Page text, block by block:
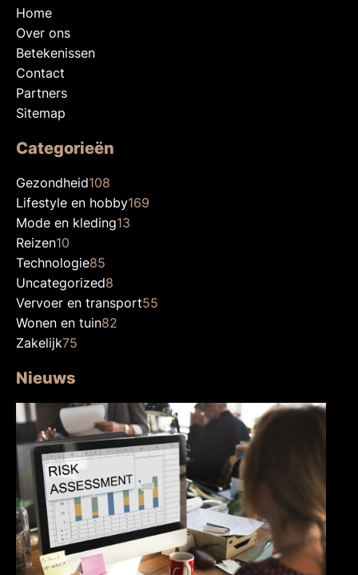
Home
Over ons
Betekenissen
Contact
Partners
Sitemap
Categorieën
Gezondheid108
Lifestyle en hobby169
Mode en kleding13
Reizen10
Technologie85
Uncategorized8
Vervoer en transport55
Wonen en tuin82
Zakelijk75
Nieuws